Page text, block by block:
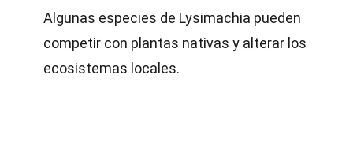
Algunas especies de Lysimachia pueden
competir con plantas nativas y alterar los
ecosistemas locales.